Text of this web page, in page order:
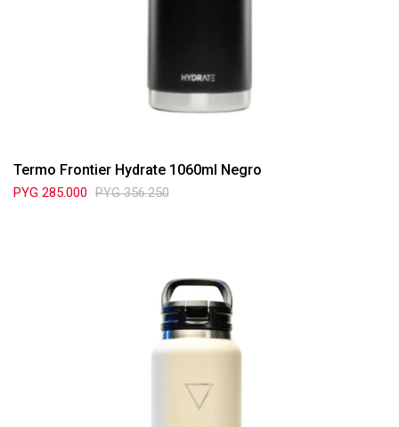
Termo Frontier Hydrate 1060ml Negro
PYG 285.000 PYG 356.250